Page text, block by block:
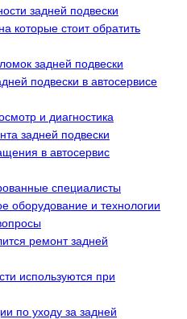
задней подвески
которые стоит обратить
задней подвески
подвески в автосервисе
и диагностика
задней подвески
в автосервис
специалисты
оборудование и технологии
ремонт задней
используются при
по уходу за задней